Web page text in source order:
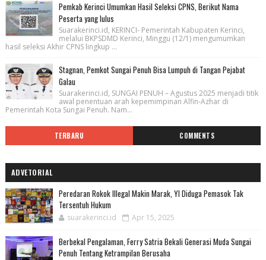
Pemkab Kerinci Umumkan Hasil Seleksi CPNS, Berikut Nama
Peserta yang lulus
Suarakerinci.id, KERINCI- Pemerintah Kabupaten Kerinci,
melalui BKPSDMD Kerinci, Minggu (12/1) mengumumkan
hasil seleksi Akhir CPNS lingkup ...
Stagnan, Pemkot Sungai Penuh Bisa Lumpuh di Tangan Pejabat
Galau
Suarakerinci.id, SUNGAI PENUH – Agustus 2025 menjadi titik
awal penentuan arah kepemimpinan Alfin-Azhar di
Pemerintah Kota Sungai Penuh. Nam...
TERBARU COMMENTS
ADVETORIAL
Peredaran Rokok Illegal Makin Marak, YI Diduga Pemasok Tak
Tersentuh Hukum
suarakerinci.id Apr 15, 2025
Berbekal Pengalaman, Ferry Satria Bekali Generasi Muda Sungai
Penuh Tentang Ketrampilan Berusaha